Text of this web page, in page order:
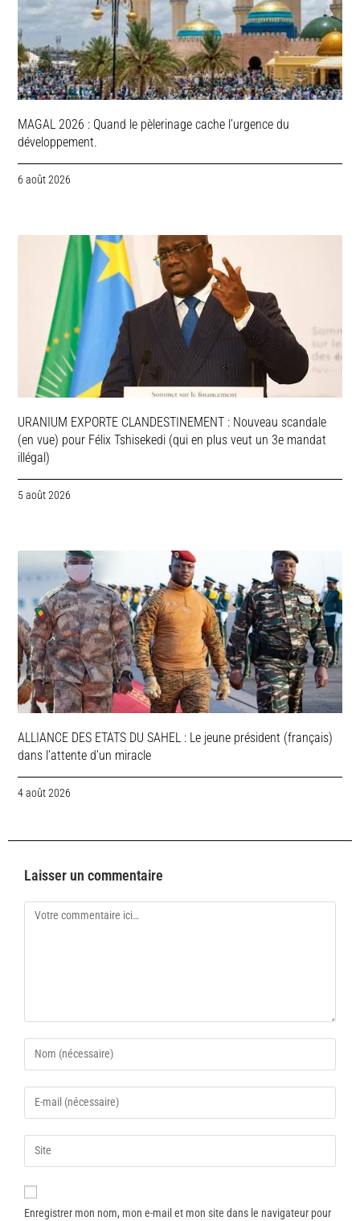
MAGAL 2026 : Quand le pèlerinage cache l’urgence du
développement.
6 août 2026
URANIUM EXPORTE CLANDESTINEMENT : Nouveau scandale
(en vue) pour Félix Tshisekedi (qui en plus veut un 3e mandat
illégal)
5 août 2026
ALLIANCE DES ETATS DU SAHEL : Le jeune président (français)
dans l’attente d’un miracle
4 août 2026
Laisser un commentaire
Enregistrer mon nom, mon e-mail et mon site dans le navigateur pour